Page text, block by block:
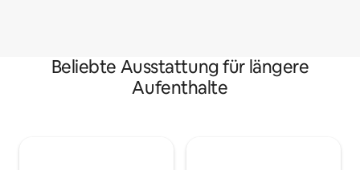
Beliebte Ausstattung für längere
Aufenthalte